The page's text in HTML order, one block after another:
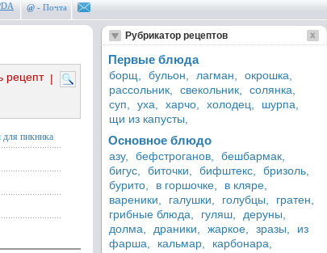
@ - Почта
|
рецепт
для пикника
Рубрикатор рецептов
Первые блюда
борщ, бульон, лагман,
окрошка,
рассольник,
свекольник,
солянка,
суп,
уха, харчо, холодец,
шурпа,
щи из капусты,
Основное блюдо
азу, бефстроганов,
бешбармак,
бигус,
биточки, бифштекс,
бризоль,
бурито,
в горшочке,
в кляре,
вареники,
галушки, голубцы,
гратен,
грибные блюда,
гуляш,
деруны,
долма,
драники, жаркое, зразы,
из
фарша,
кальмар,
карбонара,